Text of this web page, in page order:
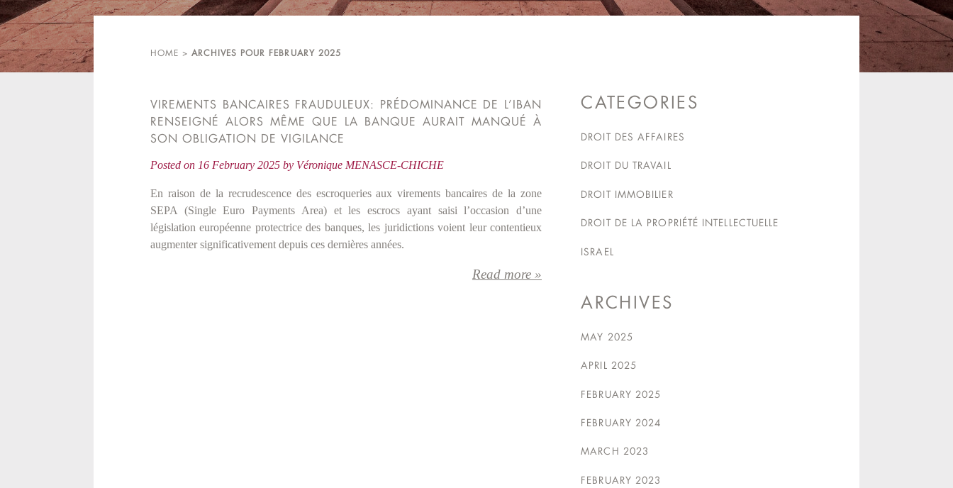
HOME >ARCHIVES POUR FEBRUARY 2025
VIREMENTS BANCAIRES FRAUDULEUX: PRÉDOMINANCE DE L’IBAN
RENSEIGNÉ ALORS MÊME QUE LA BANQUE AURAIT MANQUÉ À
SON OBLIGATION DE VIGILANCE
Posted on 16 February 2025 by Véronique MENASCE-CHICHE
En raison de la recrudescence des escroqueries aux virements bancaires de la zone
SEPA (Single Euro Payments Area) et les escrocs ayant saisi l’occasion d’une
législation européenne protectrice des banques, les juridictions voient leur contentieux
augmenter significativement depuis ces dernières années.
Read more »
CATEGORIES
DROIT DES AFFAIRES
DROIT DU TRAVAIL
DROIT IMMOBILIER
DROIT DE LA PROPRIÉTÉ INTELLECTUELLE
ISRAEL
ARCHIVES
MAY 2025
APRIL 2025
FEBRUARY 2025
FEBRUARY 2024
MARCH 2023
FEBRUARY 2023